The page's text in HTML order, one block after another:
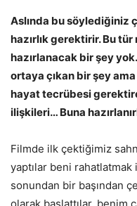
Aslında bu söylediğiniz
hazırlık gerektirir. Bu
hazırlanacak bir şey
ortaya çıkan bir şey
hayat tecrübesi
ilişkileri… Buna
Filmde ilk çektiğimiz
yaptılar beni
sonundan bir başından